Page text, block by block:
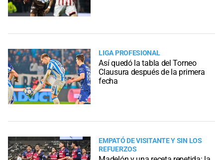
LIGA PROFESIONAL
Así quedó la tabla del Torneo
Clausura después de la primera
fecha
EMPATÓ DE VISITANTE Y SIN LOS
REFUERZOS